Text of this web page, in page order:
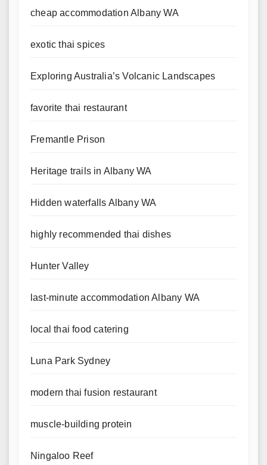
cheap accommodation Albany WA
exotic thai spices
Exploring Australia’s Volcanic Landscapes
favorite thai restaurant
Fremantle Prison
Heritage trails in Albany WA
Hidden waterfalls Albany WA
highly recommended thai dishes
Hunter Valley
last-minute accommodation Albany WA
local thai food catering
Luna Park Sydney
modern thai fusion restaurant
muscle-building protein
Ningaloo Reef